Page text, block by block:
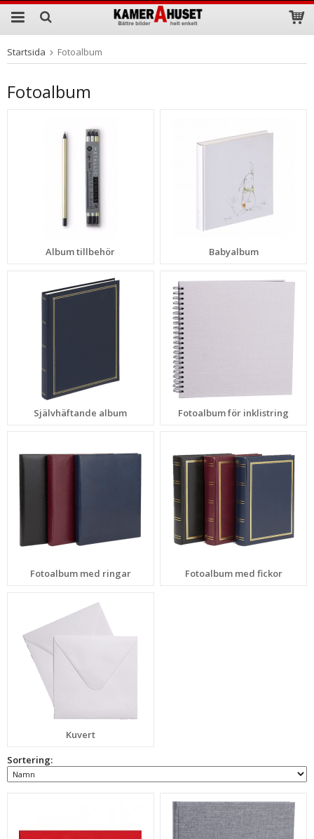
Produkten har blivit tillagd i varukorgen
Startsida Fotoalbum
Fotoalbum
Album tillbehör Babyalbum
Självhäftande album Fotoalbum för inklistring
Fotoalbum med ringar Fotoalbum med fickor
Kuvert
Sortering: